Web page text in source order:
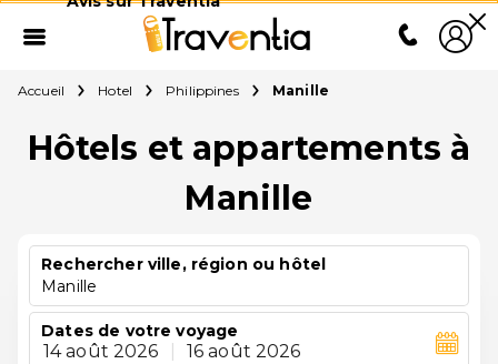
Accueil Hotel Philippines Manille
Hôtels et appartements à
Manille
Rechercher ville, région ou hôtel
Manille
Dates de votre voyage
14 août 2026 16 août 2026